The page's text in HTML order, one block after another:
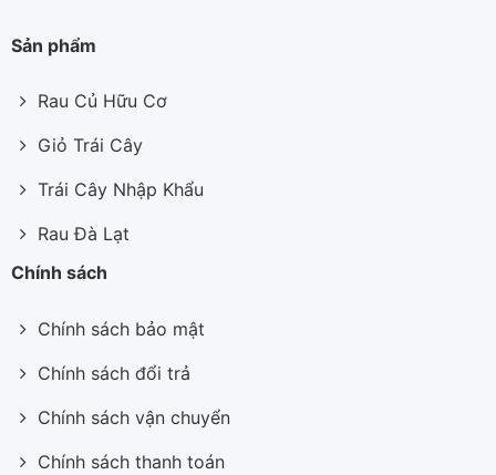
Sản phẩm
Rau Củ Hữu Cơ
Giỏ Trái Cây
Trái Cây Nhập Khẩu
Rau Đà Lạt
Chính sách
Chính sách bảo mật
Chính sách đổi trả
Chính sách vận chuyển
Chính sách thanh toán